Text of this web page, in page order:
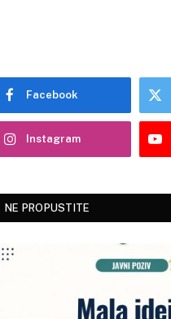
Facebook
Instagram
NE PROPUSTITE